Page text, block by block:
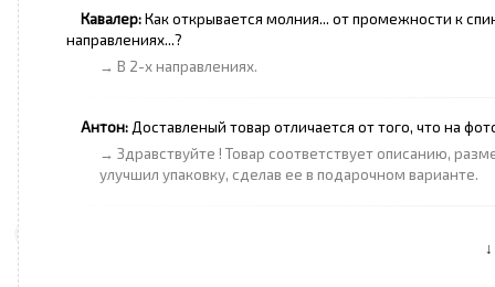
Кавалер:Как открывается молния... от промежности к
направлениях...?
→ В 2-х направлениях.
Антон: Доставленый товар отличается от того, что на
→ Здравствуйте ! Товар соответствует описанию,
улучшил упаковку, сделав ее в подарочном варианте.
↓